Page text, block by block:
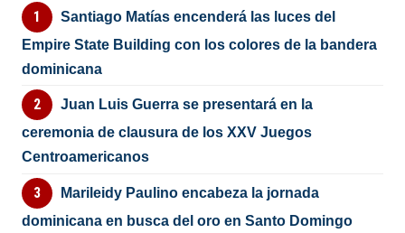
Santiago Matías encenderá las luces del
Empire State Building con los colores de la bandera
dominicana
Juan Luis Guerra se presentará en la
ceremonia de clausura de los XXV Juegos
Centroamericanos
Marileidy Paulino encabeza la jornada
dominicana en busca del oro en Santo Domingo